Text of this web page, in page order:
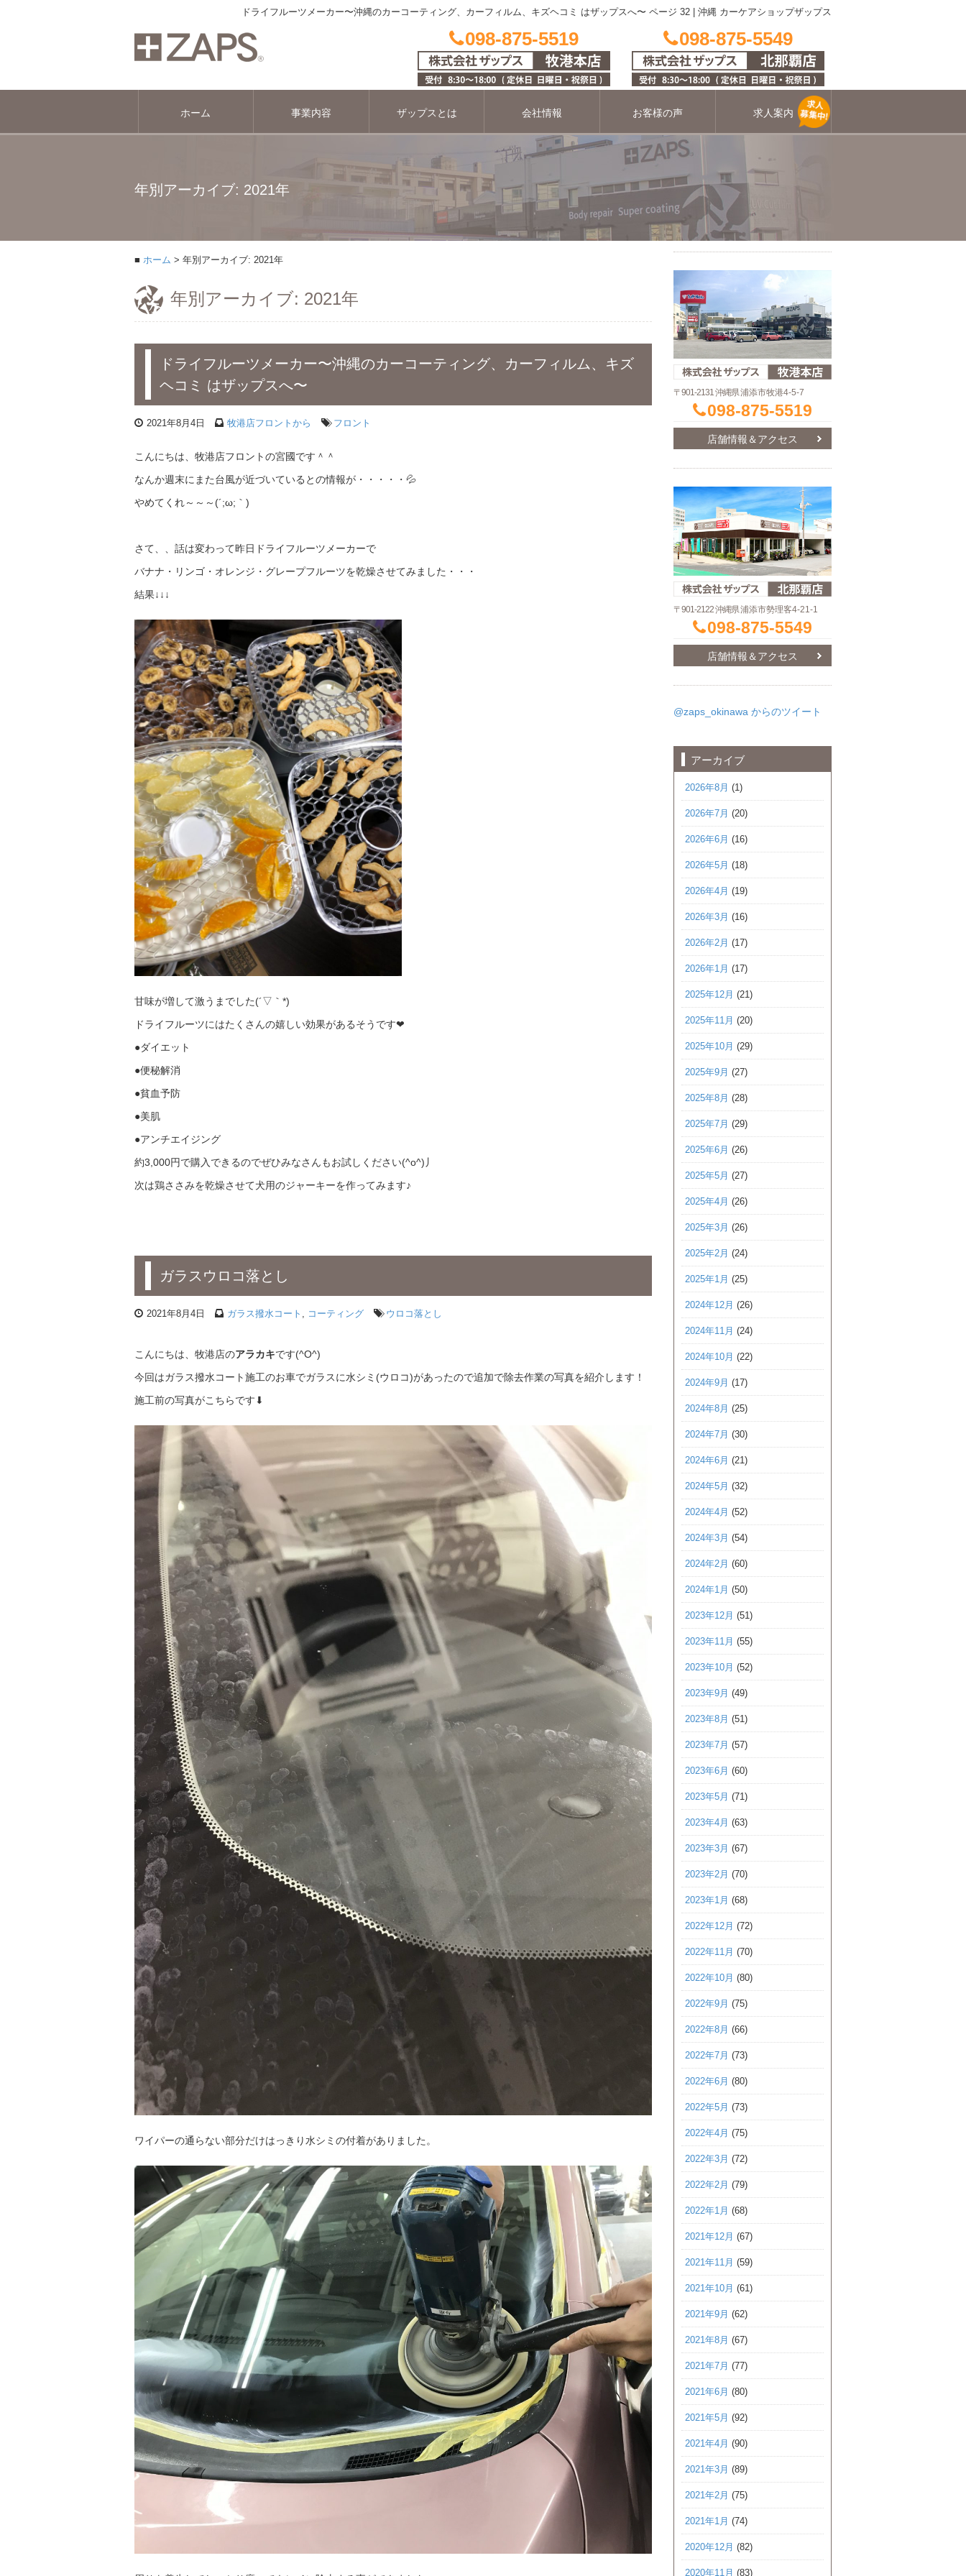
ドライフルーツメーカー〜沖縄のカーコーティング、カーフィルム、キズヘコミ はザップスへ〜 ページ 32 | 沖縄 カーケアショップザップス
098-875-5519 098-875-5549
ホーム 事業内容 ザップスとは 会社情報 お客様の声 求人案内
年別アーカイブ: 2021年
ホーム 年別アーカイブ: 2021年
年別アーカイブ: 2021年
ドライフルーツメーカー〜沖縄のカーコーティング、カーフィルム、キズ
ヘコミ はザップスへ〜
2021年8月4日 牧港店フロントから フロント
こんにちは、牧港店フロントの宮國です＾＾
なんか週末にまた台風が近づいているとの情報が・・・・・💦
やめてくれ～～～(´;ω;｀)
さて、、話は変わって昨日ドライフルーツメーカーで
バナナ・リンゴ・オレンジ・グレープフルーツを乾燥させてみました・・・
結果↓↓↓
甘味が増して激うまでした(´▽｀*)
ドライフルーツにはたくさんの嬉しい効果があるそうです❤
●ダイエット
●便秘解消
●貧血予防
●美肌
●アンチエイジング
約3,000円で購入できるのでぜひみなさんもお試しください(^o^)丿
次は鶏ささみを乾燥させて犬用のジャーキーを作ってみます♪
ガラスウロコ落とし
2021年8月4日 ガラス撥水コート , コーティング ウロコ落とし
こんにちは、牧港店のアラカキです(^O^)
今回はガラス撥水コート施工のお車でガラスに水シミ(ウロコ)があったので追加で除去作業の写真を紹介します！
施工前の写真がこちらです⬇︎
ワイパーの通らない部分だけはっきり水シミの付着がありました。
〒901-2131 沖縄県浦添市牧港4-5-7
098-875-5519
店舗情報＆アクセス
〒901-2122 沖縄県浦添市勢理客4-21-1
098-875-5549
店舗情報＆アクセス
@zaps_okinawa からのツイート
アーカイブ
2026年8月 (1)
2026年7月 (20)
2026年6月 (16)
2026年5月 (18)
2026年4月 (19)
2026年3月 (16)
2026年2月 (17)
2026年1月 (17)
2025年12月 (21)
2025年11月 (20)
2025年10月 (29)
2025年9月 (27)
2025年8月 (28)
2025年7月 (29)
2025年6月 (26)
2025年5月 (27)
2025年4月 (26)
2025年3月 (26)
2025年2月 (24)
2025年1月 (25)
2024年12月 (26)
2024年11月 (24)
2024年10月 (22)
2024年9月 (17)
2024年8月 (25)
2024年7月 (30)
2024年6月 (21)
2024年5月 (32)
2024年4月 (52)
2024年3月 (54)
2024年2月 (60)
2024年1月 (50)
2023年12月 (51)
2023年11月 (55)
2023年10月 (52)
2023年9月 (49)
2023年8月 (51)
2023年7月 (57)
2023年6月 (60)
2023年5月 (71)
2023年4月 (63)
2023年3月 (67)
2023年2月 (70)
2023年1月 (68)
2022年12月 (72)
2022年11月 (70)
2022年10月 (80)
2022年9月 (75)
2022年8月 (66)
2022年7月 (73)
2022年6月 (80)
2022年5月 (73)
2022年4月 (75)
2022年3月 (72)
2022年2月 (79)
2022年1月 (68)
2021年12月 (67)
2021年11月 (59)
2021年10月 (61)
2021年9月 (62)
2021年8月 (67)
2021年7月 (77)
2021年6月 (80)
2021年5月 (92)
2021年4月 (90)
2021年3月 (89)
2021年2月 (75)
2021年1月 (74)
2020年12月 (82)
2020年11月 (83)